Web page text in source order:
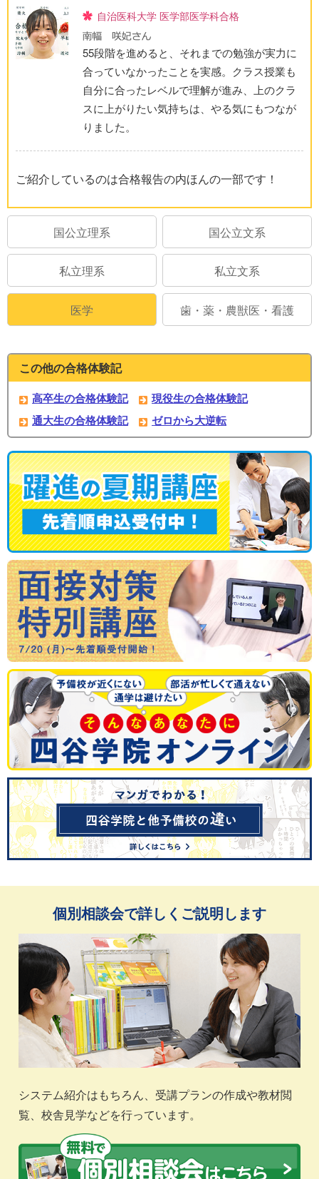
自治医科大学 医学部医学科合格
55段階を進めると、それまでの勉強が実力に
合っていなかったことを実感。クラス授業も
自分に合ったレベルで理解が進み、上のクラ
スに上がりたい気持ちは、やる気にもつなが
りました。
ご紹介しているのは合格報告の内ほんの一部です！
この他の合格体験記
高卒生の合格体験記
現役生の合格体験記
通大生の合格体験記
ゼロから大逆転
個別相談会で詳しくご説明します
システム紹介はもちろん、受講プランの作成や教材閲
覧、校舎見学などを行っています。